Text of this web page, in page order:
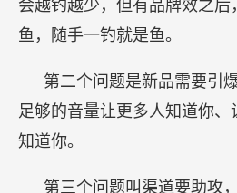
四、 成为领域的头部品牌
在中国，每个细分产业当
以创业一定要在细分领域，首
道，应该怎么做？